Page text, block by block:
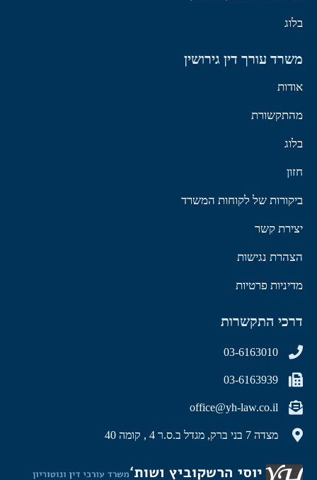
בלוג
משרד עורך דין גירושין
אודות
מהתקשורת
בלוג
חזון
ביקורות של לקוחות המשרד
יצירת קשר
הצהרת נגישות
מדיניות פרטיות
דרכי התקשרות
03-6163010
03-6163939
office@yh-law.co.il
מצדה 7 בני ברק, מגדל ב.ס.ר 4 , קומה 40